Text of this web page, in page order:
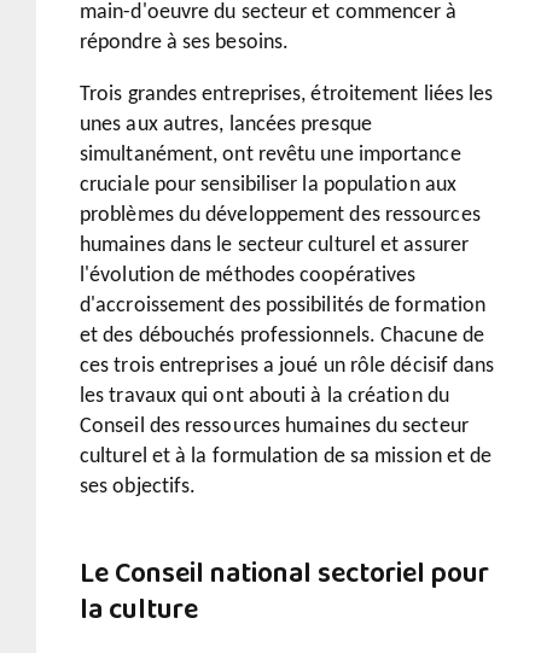
main-d'oeuvre du secteur et commencer à
répondre à ses besoins.
Trois grandes entreprises, étroitement liées les
unes aux autres, lancées presque
simultanément, ont revêtu une importance
cruciale pour sensibiliser la population aux
problèmes du développement des ressources
humaines dans le secteur culturel et assurer
l'évolution de méthodes coopératives
d'accroissement des possibilités de formation
et des débouchés professionnels. Chacune de
ces trois entreprises a joué un rôle décisif dans
les travaux qui ont abouti à la création du
Conseil des ressources humaines du secteur
culturel et à la formulation de sa mission et de
ses objectifs.
Le Conseil national sectoriel pour
la culture